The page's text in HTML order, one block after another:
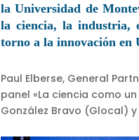
la Universidad de
la ciencia, la industria,
torno a la innovación en
Paul Elberse, General
panel «La ciencia como
González Bravo (Glocal)